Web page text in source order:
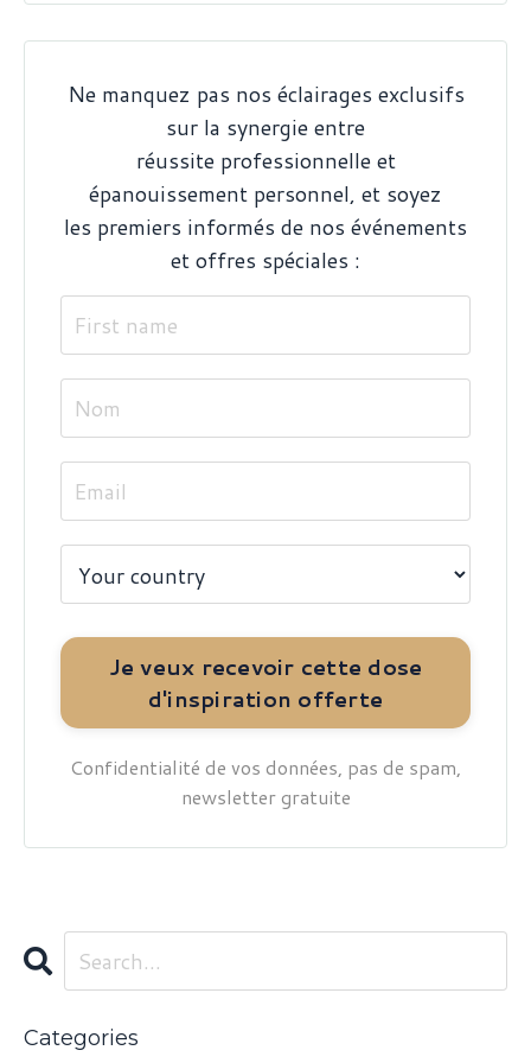
Ne manquez pas nos éclairages exclusifs
sur la synergie entre
réussite professionnelle et
épanouissement personnel, et soyez
les premiers informés de nos événements
et offres spéciales :
Confidentialité de vos données, pas de spam,
newsletter gratuite
Categories